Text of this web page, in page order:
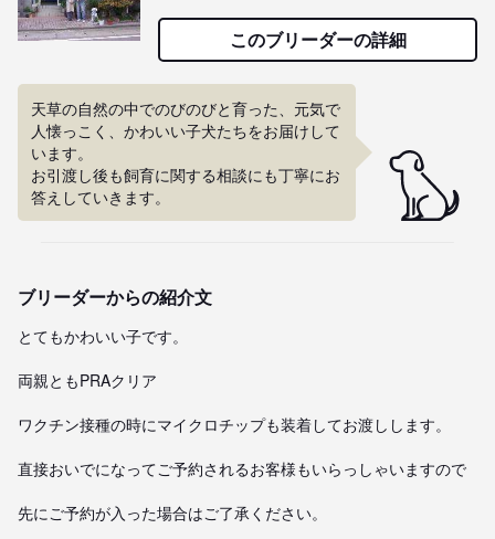
このブリーダーの詳細
天草の自然の中でのびのびと育った、元気で
人懐っこく、かわいい子犬たちをお届けして
います。
お引渡し後も飼育に関する相談にも丁寧にお
答えしていきます。
ブリーダーからの紹介文
とてもかわいい子です。
両親ともPRAクリア
ワクチン接種の時にマイクロチップも装着してお渡しします。
直接おいでになってご予約されるお客様もいらっしゃいますので
先にご予約が入った場合はご了承ください。